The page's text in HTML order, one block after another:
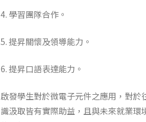
4. 學習團隊合作。
5. 提昇關懷及領導能力。
6. 提昇口語表達能力。
啟發學生對於微電子元件之應用，對於
識汲取皆有實際助益，且與未來就業環